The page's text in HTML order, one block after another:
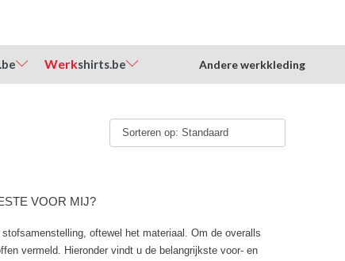
Werkshirts.be Andere werkkleding
Sorteren op: Standaard
VOOR MIJ?
oftewel het materiaal. Om de overalls
vermeld. Hieronder vindt u de belangrijkste voor- en